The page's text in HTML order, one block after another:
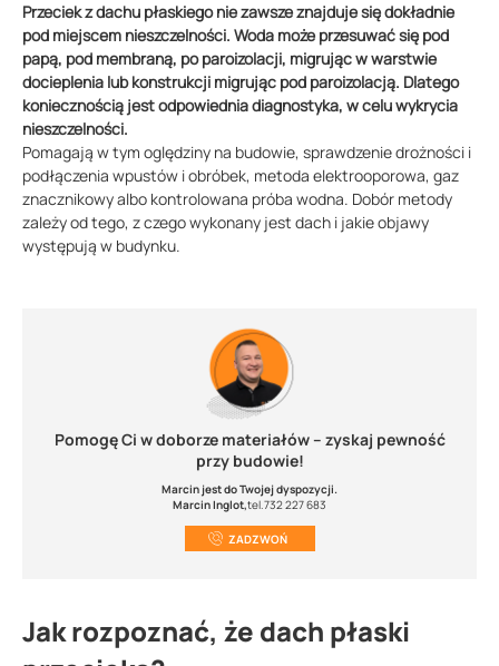
Przeciek z dachu płaskiego nie zawsze znajduje się dokładnie
pod miejscem nieszczelności. Woda może przesuwać się pod
papą, pod membraną, po paroizolacji, migrując w warstwie
docieplenia lub konstrukcji migrując pod paroizolacją. Dlatego
koniecznością jest odpowiednia diagnostyka, w celu wykrycia
nieszczelności.
Pomagają w tym oględziny na budowie, sprawdzenie drożności i
podłączenia wpustów i obróbek, metoda elektrooporowa, gaz
znacznikowy albo kontrolowana próba wodna. Dobór metody
zależy od tego, z czego wykonany jest dach i jakie objawy
występują w budynku.
Pomogę Ci w doborze materiałów – zyskaj pewność
przy budowie!
Marcin jest do Twojej dyspozycji.
Marcin Inglot,tel.732 227 683
ZADZWOŃ
Jak rozpoznać, że dach płaski